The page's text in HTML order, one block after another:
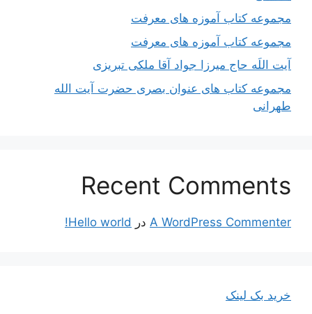
مجموعه کتاب آموزه های معرفت
مجموعه کتاب آموزه های معرفت
آیت اللَه حاج میرزا جواد آقا ملکی تبریزی
مجموعه کتاب های عنوان بصری حضرت آیت الله
طهرانی
Recent Comments
A WordPress Commenter در Hello world!
خرید بک لینک